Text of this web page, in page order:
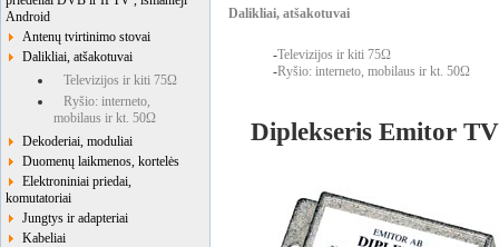
Android
Antenų tvirtinimo stovai
Dalikliai, atšakotuvai
Televizijos ir kiti 75Ω
Ryšio: interneto,
mobilaus ir kt. 50Ω
Dekoderiai, moduliai
Duomenų laikmenos, kortelės
Elektroniniai priedai,
komutatoriai
Jungtys ir adapteriai
Kabeliai
Dalikliai, atšakotuvai
-Televizijos ir kiti 75Ω
-Ryšio: interneto, mobilaus ir kt. 50Ω
Diplekseris Emitor